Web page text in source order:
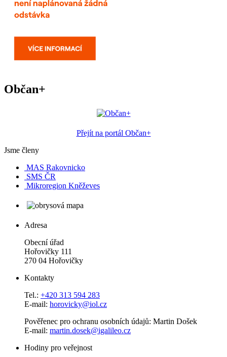
Občan+
Přejít na portál Občan+
Jsme členy
MAS Rakovnicko
SMS ČR
Mikroregion Kněževes
Adresa
Obecní úřad
Hořovičky 111
270 04 Hořovičky
Kontakty
Tel.: +420 313 594 283
E-mail: horovicky@iol.cz
Pověřenec pro ochranu osobních údajů: Martin Došek
E-mail: martin.dosek@igalileo.cz
Hodiny pro veřejnost